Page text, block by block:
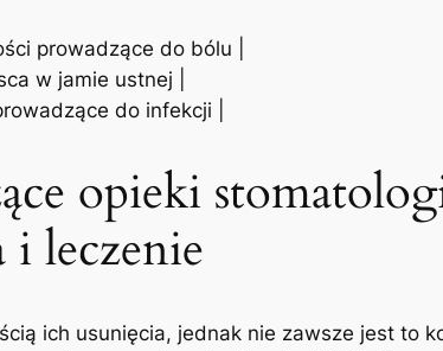
prowadzące do ​bólu‍ |
w jamie ustnej |
do infekcji |
opieki
leczenie
ich usunięcia, jednak nie ⁣zawsze jest to